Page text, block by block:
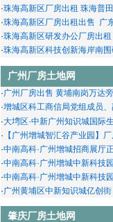
·珠海高新区厂房出租 珠海普
·珠海高新区厂房出租出售 广
·珠海高新区研发办公厂房出
·珠海高新区科技创新海岸南
广州厂房土地网
·广州厂房出售 黄埔南岗万达
·增城区科工商信局党组成员
·大塆区·中新广州知识城国际
· 【广州增城智汇谷产业园】
·中南高科·广州增城招商展厅
·中南高科·广州增城中新科技
·中南高科·广州增城中新科技
·广州黄埔区中新知识城亿创
肇庆厂房土地网